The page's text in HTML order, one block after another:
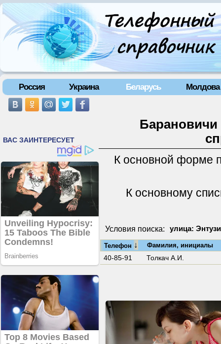
Россия Украина Беларусь Молдова
Барановичи
К основной форме
К основному
Условия поиска: улица:
Телефон ↓ Фамилия, инициалы
40-85-91 Толкач А.И.